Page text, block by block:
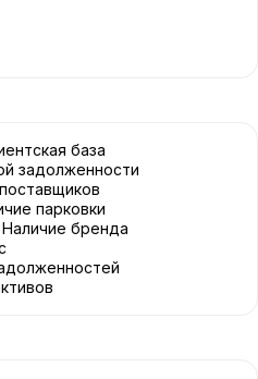
база
задолженности
поставщиков
парковки
Наличие бренда